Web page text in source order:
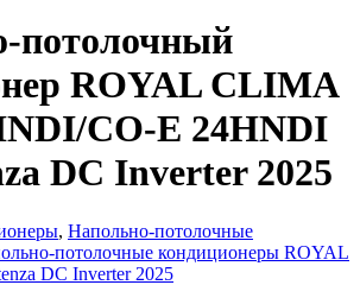
потолочный
ROYAL CLIMA
CO-E 24HNDI
DC Inverter 2025
, Напольно-потолочные
потолочные кондиционеры ROYAL
DC Inverter 2025